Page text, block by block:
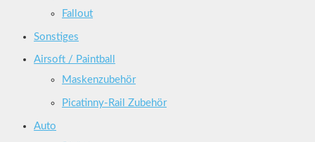
Fallout
Sonstiges
Airsoft / Paintball
Maskenzubehör
Picatinny-Rail Zubehör
Auto